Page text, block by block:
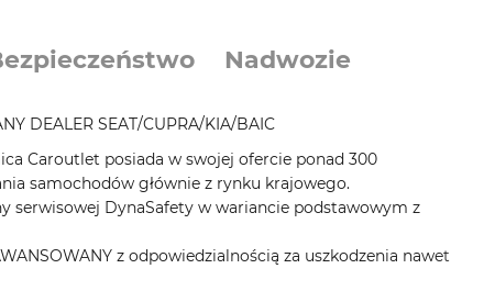
Nadwozie
DEALER SEAT/CUPRA/KIA/BAIC
Caroutlet posiada w swojej ofercie ponad 300
samochodów głównie z rynku krajowego.
serwisowej DynaSafety w wariancie podstawowym z
z odpowiedzialnością za uszkodzenia nawet